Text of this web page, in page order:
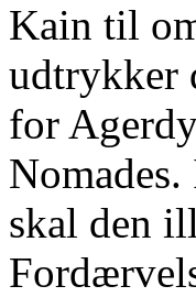
Kain til
udtrykker
for
skal den